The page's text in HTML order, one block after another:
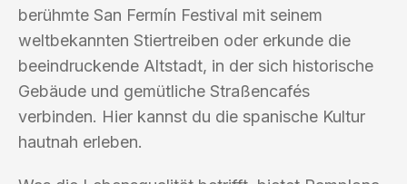
berühmte San Fermín Festival mit seinem
weltbekannten Stiertreiben oder erkunde die
beeindruckende Altstadt, in der sich historische
Gebäude und gemütliche Straßencafés
verbinden. Hier kannst du die spanische Kultur
hautnah erleben.